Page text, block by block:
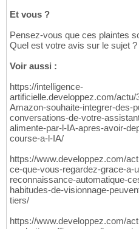
Et vous ?
Pensez-vous que ces plaintes
Quel est votre avis sur le sujet ?
Voir aussi :
https://intelligence-
artificielle.developpez.com/
Amazon-souhaite-integrer-des-
conversations-de-votre-
alimente-par-l-IA-apres-avoir-
course-a-l-IA/
https://www.developpez.com/
ce-que-vous-regardez-grace-a-
reconnaissance-automatique-
habitudes-de-visionnage-
tiers/
https://www.developpez.com/